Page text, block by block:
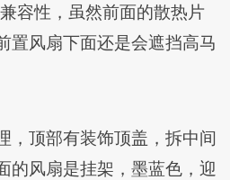
容性，虽然前面的散热片
置风扇下面还是会遮挡高马
，顶部有装饰顶盖，拆中间
的风扇是挂架，墨蓝色，迎